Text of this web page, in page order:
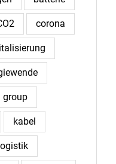
corona
group
kabel